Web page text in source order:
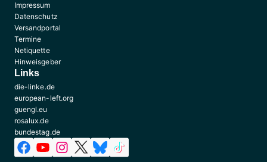
Impressum
Datenschutz
Versandportal
Termine
Netiquette
Hinweisgeber
Links
die-linke.de
european-left.org
guengl.eu
rosalux.de
bundestag.de